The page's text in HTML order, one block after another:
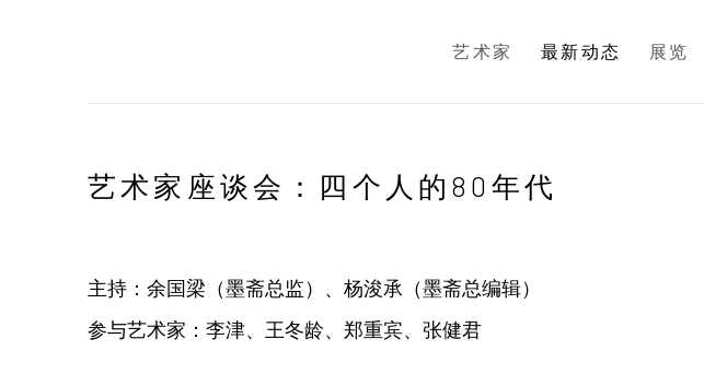
艺术家 最新动态 展览
艺术家座谈会：四个人的80年代
主持：余国梁（墨斋总监）、杨浚承（墨斋总编辑）
参与艺术家：李津、王冬龄、郑重宾、张健君